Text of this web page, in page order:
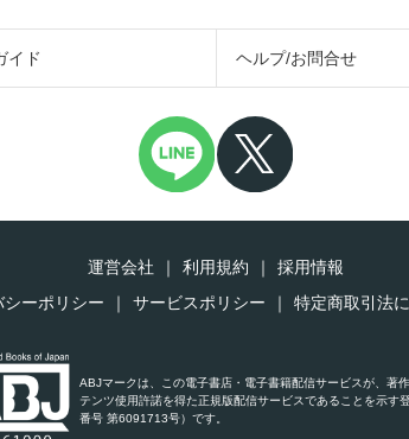
イド ヘルプ/お問合せ
運営会社 利用規約
採用情報
シーポリシー
サービスポリシー 特定商取引法
ABJマークは、この電子書店・電子書籍配信サービスが、著
テンツ使用許諾を得た正規版配信サービスであることを示す
番号 第6091713号）です。